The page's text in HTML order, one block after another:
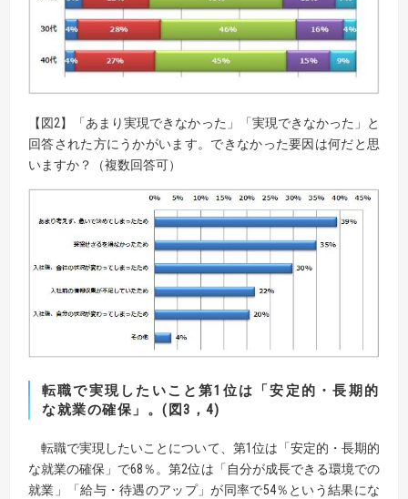
【図2】「あまり実現できなかった」「実現できなかった」と
回答された方にうかがいます。できなかった要因は何だと思
いますか？（複数回答可）
転職で実現したいこと第1位は「安定的・長期的
な就業の確保」。(図3，4)
転職で実現したいことについて、第1位は「安定的・長期的
な就業の確保」で68％。第2位は「自分が成長できる環境での
就業」「給与・待遇のアップ」が同率で54％という結果にな